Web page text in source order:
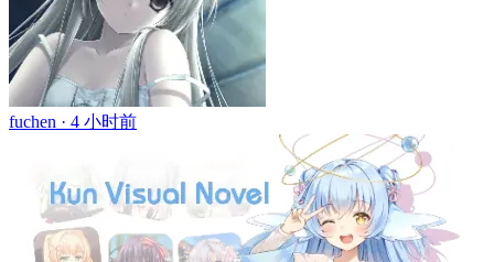
fuchen · 4 小时前